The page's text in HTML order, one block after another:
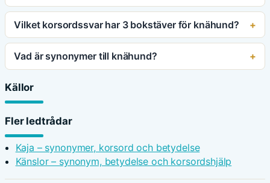
Vilket korsordssvar har 3 bokstäver för knähund?
Vad är synonymer till knähund?
Källor
Fler ledtrådar
Kaja – synonymer, korsord och betydelse
Känslor – synonym, betydelse och korsordshjälp